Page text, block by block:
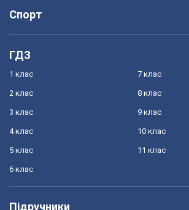
Спорт
ГДЗ
1 клас
2 клас
3 клас
4 клас
5 клас
6 клас
7 клас
8 клас
9 клас
10 клас
11 клас
Підручники